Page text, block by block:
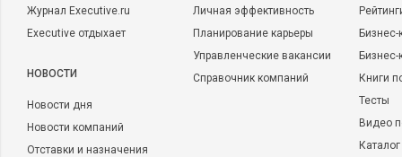
Журнал Executive.ru
Executive отдыхает
НОВОСТИ
Новости дня
Новости компаний
Отставки и назначения
Личная эффективность
Планирование карьеры
Управленческие вакансии
Справочник компаний
Бизнес-
Книги
Тесты
Видео